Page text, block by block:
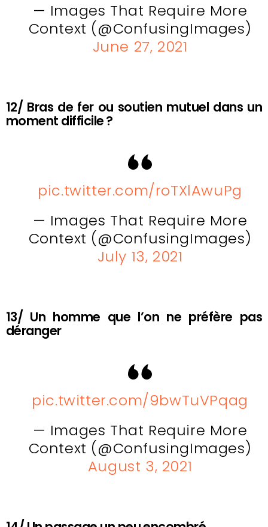
— Images That Require More
Context (@ConfusingImages)
June 27, 2021
12/ Bras de fer ou soutien mutuel dans un
moment difficile ?
pic.twitter.com/roTXlAwuPg
— Images That Require More
Context (@ConfusingImages)
July 13, 2021
13/ Un homme que l’on ne préfère pas
déranger
pic.twitter.com/9bwTuVPqag
— Images That Require More
Context (@ConfusingImages)
August 3, 2021